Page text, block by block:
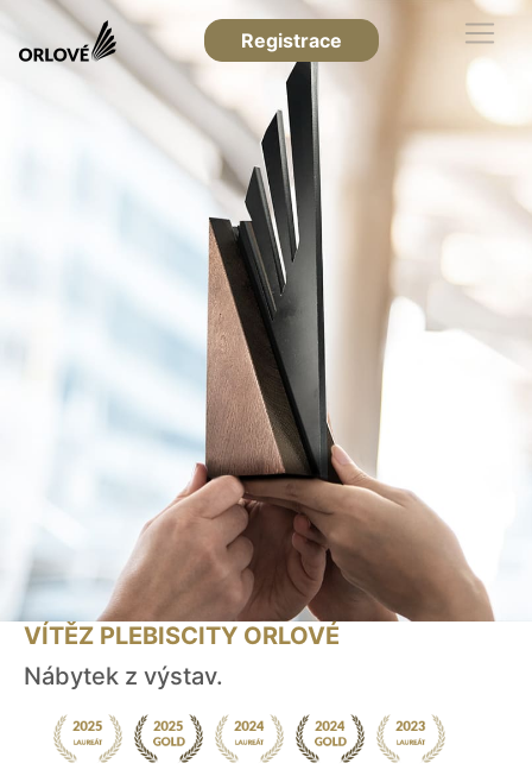
Registrace
VÍTĚZ PLEBISCITY ORLOVÉ
Nábytek z výstav.